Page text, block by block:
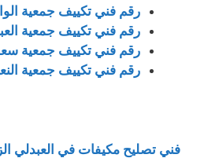
رقم فني تكييف جمعية
رقم فني تكييف جمعية
رقم فني تكييف جمعية سعد
رقم فني تكييف جمعية
فني تصليح مكيفات في العبدلي